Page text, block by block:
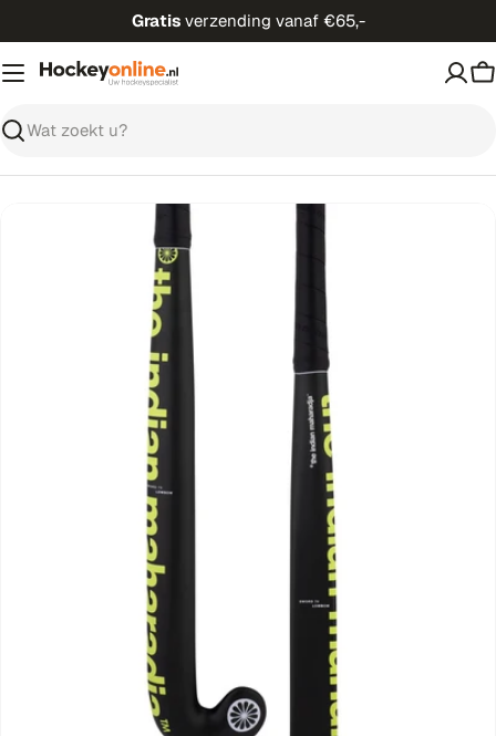
direct
naar
inhoud
Gratis verzending vanaf €65,-
Zoeken
Open media 0 in modaal venster